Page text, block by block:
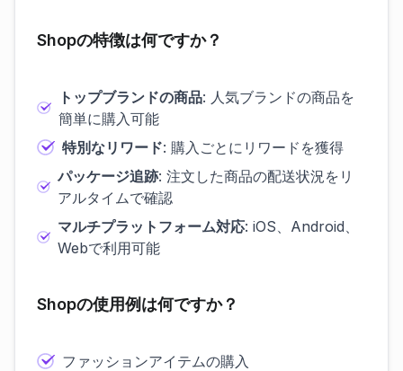
Shopの特徴は何ですか？
トップブランドの商品: 人気ブランドの商品を
簡単に購入可能
特別なリワード: 購入ごとにリワードを獲得
パッケージ追跡: 注文した商品の配送状況をリ
アルタイムで確認
マルチプラットフォーム対応: iOS、Android、
Webで利用可能
Shopの使用例は何ですか？
ファッションアイテムの購入